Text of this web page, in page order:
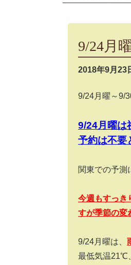
9/24月
2018年9月23
9/24月曜～9/
9/24月曜は
予約は不要
関東での予測
今週もすっき
すが季節の変
9/24月曜は、
最低気温21℃